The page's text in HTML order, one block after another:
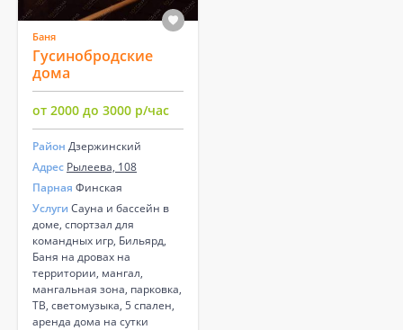
Баня
Гусинобродские
дома
от 2000 до 3000 р/час
Район Дзержинский
Адрес Рылеева, 108
Парная Финская
Услуги Сауна и бассейн в
доме, спортзал для
командных игр, Бильярд,
Баня на дровах на
территории, мангал,
мангальная зона, парковка,
ТВ, светомузыка, 5 спален,
аренда дома на сутки